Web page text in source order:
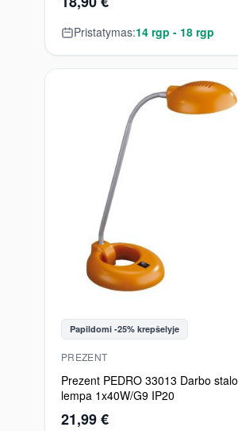
Pristatymas:14 rgp - 18 rgp
Papildomi -25% krepšelyje
PREZENT
Prezent PEDRO 33013 Darbo stalo
lempa 1x40W/G9 IP20
21,99 €